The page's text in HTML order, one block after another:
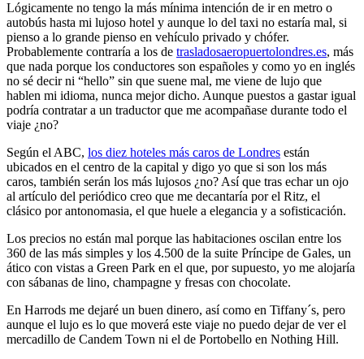
Lógicamente no tengo la más mínima intención de ir en metro o
autobús hasta mi lujoso hotel y aunque lo del taxi no estaría mal, si
pienso a lo grande pienso en vehículo privado y chófer.
Probablemente contraría a los de trasladosaeropuertolondres.es, más
que nada porque los conductores son españoles y como yo en inglés
no sé decir ni “hello” sin que suene mal, me viene de lujo que
hablen mi idioma, nunca mejor dicho. Aunque puestos a gastar igual
podría contratar a un traductor que me acompañase durante todo el
viaje ¿no?
Según el ABC, los diez hoteles más caros de Londres están
ubicados en el centro de la capital y digo yo que si son los más
caros, también serán los más lujosos ¿no? Así que tras echar un ojo
al artículo del periódico creo que me decantaría por el Ritz, el
clásico por antonomasia, el que huele a elegancia y a sofisticación.
Los precios no están mal porque las habitaciones oscilan entre los
360 de las más simples y los 4.500 de la suite Príncipe de Gales, un
ático con vistas a Green Park en el que, por supuesto, yo me alojaría
con sábanas de lino, champagne y fresas con chocolate.
En Harrods me dejaré un buen dinero, así como en Tiffany´s, pero
aunque el lujo es lo que moverá este viaje no puedo dejar de ver el
mercadillo de Candem Town ni el de Portobello en Nothing Hill.